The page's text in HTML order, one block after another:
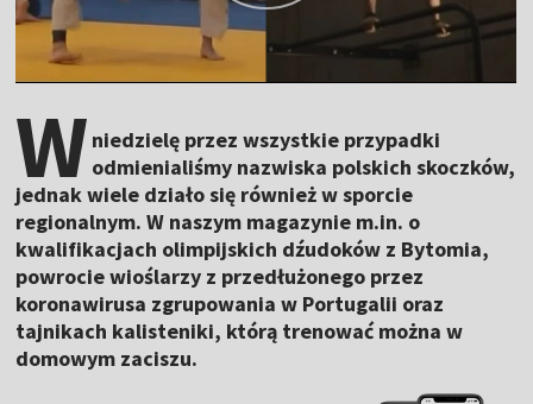
W niedzielę przez wszystkie przypadki
odmienialiśmy nazwiska polskich skoczków,
jednak wiele działo się również w sporcie
regionalnym. W naszym magazynie m.in. o
kwalifikacjach olimpijskich dźudoków z Bytomia,
powrocie wioślarzy z przedłużonego przez
koronawirusa zgrupowania w Portugalii oraz
tajnikach kalisteniki, którą trenować można w
domowym zaciszu.